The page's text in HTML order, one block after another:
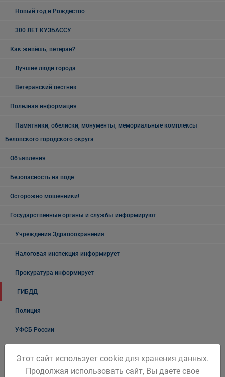
Новый год и Рождество
300 ЛЕТ КУЗБАССУ
Как живёшь, ветеран?
Лучшие люди города
Ветеранский вестник
Полезная информация
Памятники, обелиски, монументы, мемориальные комплексы
Беловского городского округа
Объявления
Безопасность на воде
Осторожно мошенники!
Государственные органы и службы информируют
Учреждения Здравоохранения
Налоговая инспекция информирует
Прокуратура информирует
ГИБДД
Полиция
УФСБ России
УФМС
Этот сайт использует cookie для хранения данных.
Продолжая использовать сайт, Вы даете свое